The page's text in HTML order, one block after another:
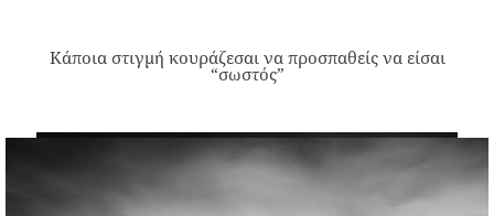
Κάποια στιγμή κουράζεσαι να προσπαθείς να είσαι
“σωστός”